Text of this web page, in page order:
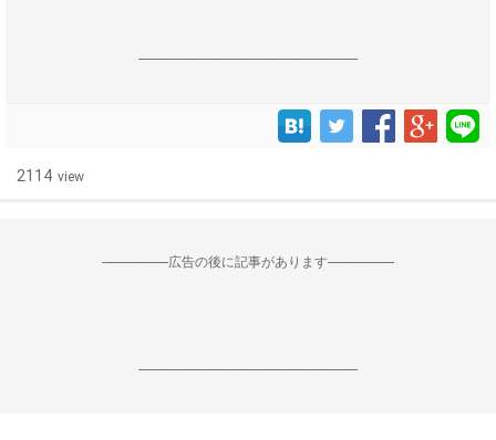
------------------------------------------------------------------
2114 view
--------------------広告の後に記事があります--------------------
------------------------------------------------------------------